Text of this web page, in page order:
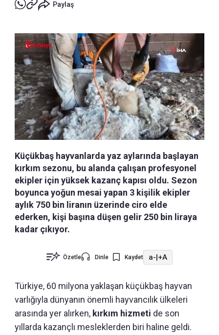
Paylaş
Küçükbaş hayvanlarda yaz aylarında başlayan
kırkım sezonu, bu alanda çalışan profesyonel
ekipler için yüksek kazanç kapısı oldu. Sezon
boyunca yoğun mesai yapan 3 kişilik ekipler
aylık 750 bin liranın üzerinde ciro elde
ederken, kişi başına düşen gelir 250 bin liraya
kadar çıkıyor.
Özetle Dinle Kaydet a-|+A
Türkiye, 60 milyona yaklaşan küçükbaş hayvan
varlığıyla dünyanın önemli hayvancılık ülkeleri
arasında yer alırken, kırkım hizmeti de son
yıllarda kazançlı mesleklerden biri haline geldi.